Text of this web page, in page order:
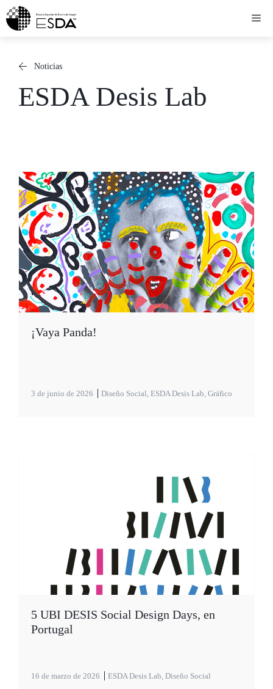
Saltar
Noticias
ESDA Desis Lab
¡Vaya Panda!
3 de junio de 2026 Diseño Social, ESDA Desis Lab, Gráfico
5 UBI DESIS Social Design Days, en
Portugal
16 de marzo de 2026 ESDA Desis Lab, Diseño Social